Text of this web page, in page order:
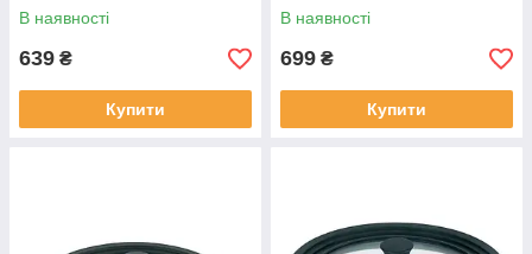
В наявності
639 ₴
Купити
В наявності
699 ₴
Купити